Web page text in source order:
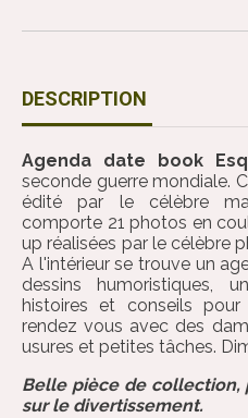
DESCRIPTION
Agenda date book
seconde guerre mondiale.
édité par le célèbre
comporte 21 photos en
up réalisées par le célèbre
A l'intérieur se trouve un
dessins humoristiques,
histoires et conseils
rendez vous avec des
usures et petites tâches.
Belle pièce de
sur le divertissement.